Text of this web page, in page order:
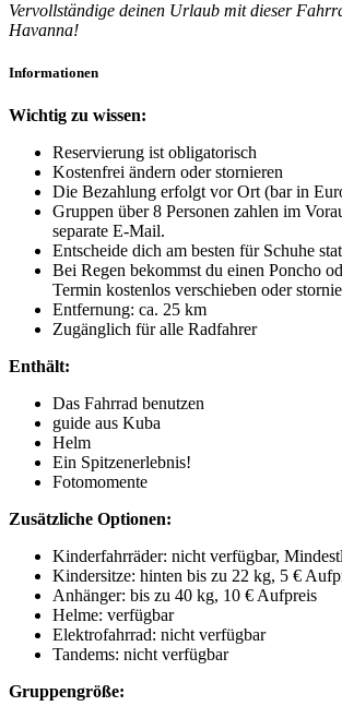
Vervollständige deinen Urlaub mit dieser
Havanna!
Informationen
Wichtig zu wissen:
Reservierung ist obligatorisch
Kostenfrei ändern oder stornieren
Die Bezahlung erfolgt vor Ort (bar in
Gruppen über 8 Personen zahlen im
separate E-Mail.
Entscheide dich am besten für Schuhe
Bei Regen bekommst du einen Poncho
Termin kostenlos verschieben oder
Entfernung: ca. 25 km
Zugänglich für alle Radfahrer
Enthält:
Das Fahrrad benutzen
guide aus Kuba
Helm
Ein Spitzenerlebnis!
Fotomomente
Zusätzliche Optionen:
Kinderfahrräder: nicht verfügbar,
Kindersitze: hinten bis zu 22 kg, 5 €
Anhänger: bis zu 40 kg, 10 € Aufpreis
Helme: verfügbar
Elektrofahrrad: nicht verfügbar
Tandems: nicht verfügbar
Gruppengröße: